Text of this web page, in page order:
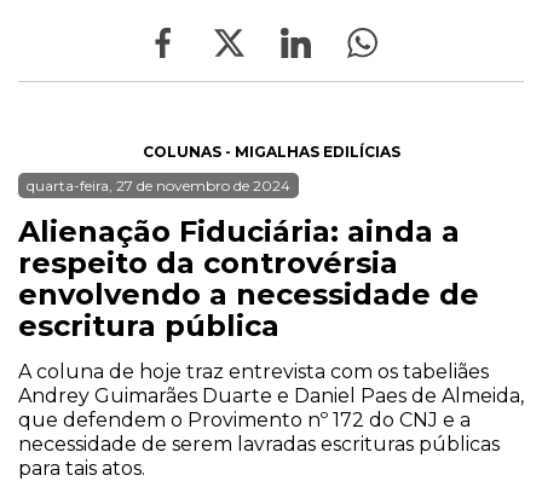
COLUNAS - MIGALHAS EDILÍCIAS
quarta-feira, 27 de novembro de 2024
Alienação Fiduciária: ainda a
respeito da controvérsia
envolvendo a necessidade de
escritura pública
A coluna de hoje traz entrevista com os tabeliães
Andrey Guimarães Duarte e Daniel Paes de Almeida,
que defendem o Provimento nº 172 do CNJ e a
necessidade de serem lavradas escrituras públicas
para tais atos.